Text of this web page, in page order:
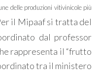
delle produzioni vitivinicole più
il Mipaaf si tratta del
dal professor
rappresenta il “frutto
tra il ministero